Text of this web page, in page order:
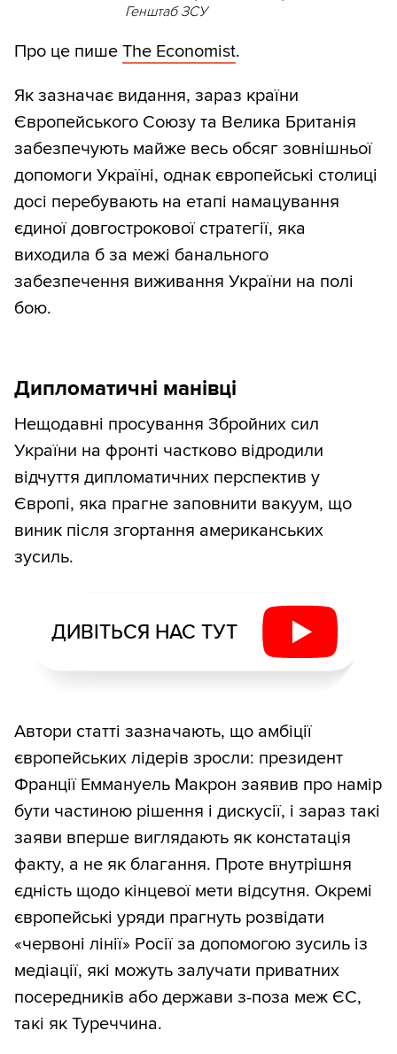
Генштаб ЗСУ
Про це пише The Economist.
Як зазначає видання, зараз країни
Європейського Союзу та Велика Британія
забезпечують майже весь обсяг зовнішньої
допомоги Україні, однак європейські столиці
досі перебувають на етапі намацування
єдиної довгострокової стратегії, яка
виходила б за межі банального
забезпечення виживання України на полі
бою.
Дипломатичні манівці
Нещодавні просування Збройних сил
України на фронті частково відродили
відчуття дипломатичних перспектив у
Європі, яка прагне заповнити вакуум, що
виник після згортання американських
зусиль.
ДИВІТЬСЯ НАС ТУТ
Автори статті зазначають, що амбіції
європейських лідерів зросли: президент
Франції Еммануель Макрон заявив про намір
бути частиною рішення і дискусії, і зараз такі
заяви вперше виглядають як констатація
факту, а не як благання. Проте внутрішня
єдність щодо кінцевої мети відсутня. Окремі
європейські уряди прагнуть розвідати
«червоні лінії» Росії за допомогою зусиль із
медіації, які можуть залучати приватних
посередників або держави з-поза меж ЄС,
такі як Туреччина.